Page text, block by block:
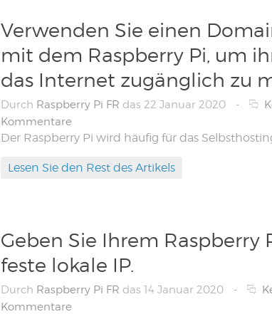
Verwenden Sie einen
mit dem Raspberry Pi, um
das Internet zugänglich zu
Durch Raspberry Pi FR das 22 Januar 2020 -
Kommentare
Lesen Sie den Rest des Artikels
Geben Sie Ihrem Raspberry
feste lokale IP.
Durch Raspberry Pi FR das 14 Januar 2020 -
Kommentare